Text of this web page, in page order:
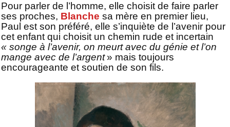
Pour parler de l’homme, elle choisit de faire parler
ses proches, Blanche sa mère en premier lieu,
Paul est son préféré, elle s’inquiète de l’avenir pour
cet enfant qui choisit un chemin rude et incertain
« songe à l’avenir, on meurt avec du génie et l’on
mange avec de l’argent» mais toujours
encourageante et soutien de son fils.